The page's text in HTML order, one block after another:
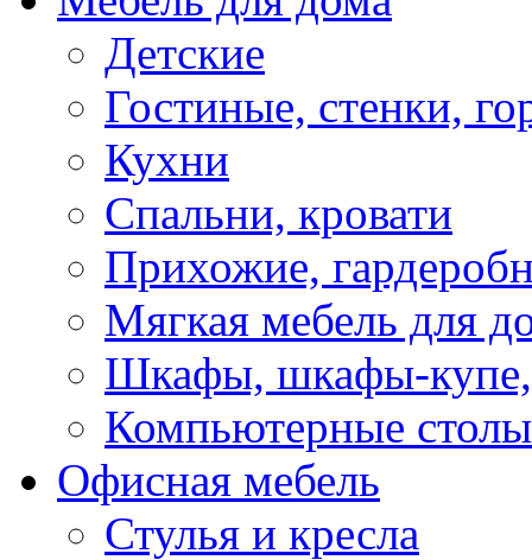
Детские
Гостиные, стенки,
Кухни
Спальни, кровати
Прихожие,
Мягкая мебель для
Шкафы, шкафы-купе,
Компьютерные столы
Офисная мебель
Стулья и кресла